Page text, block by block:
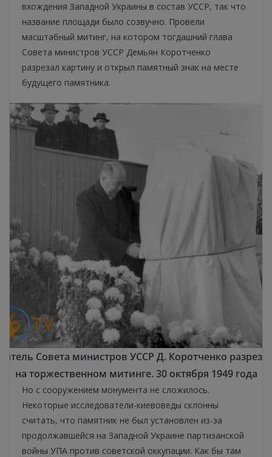
вхождения Западной Украины в состав УССР, так что
название площади было созвучно. Провели
масштабный митинг, на котором тогдашний глава
Совета министров УССР Демьян Коротченко
разрезал картину и открыл памятный знак на месте
будущего памятника.
Совета министров УССР Д. Коротченко
на торжественном митинге. 30 октября 1949 года
Но с сооружением монумента не сложилось.
Некоторые исследователи-киевоведы склонны
считать, что памятник не был установлен из-за
продолжавшейся на Западной Украине партизанской
войны УПА против советской оккупации. Как бы там